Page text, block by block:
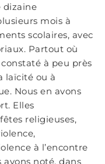
dizaine
mois à
scolaires, avec
Partout où
à peu près
laïcité ou à
Nous en avons
Elles
religieuses,
à l’encontre
avons noté, dans